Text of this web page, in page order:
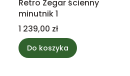
Retro Zegar ścienny
minutnik 1
Cena
1 239,00 zł
Do koszyka